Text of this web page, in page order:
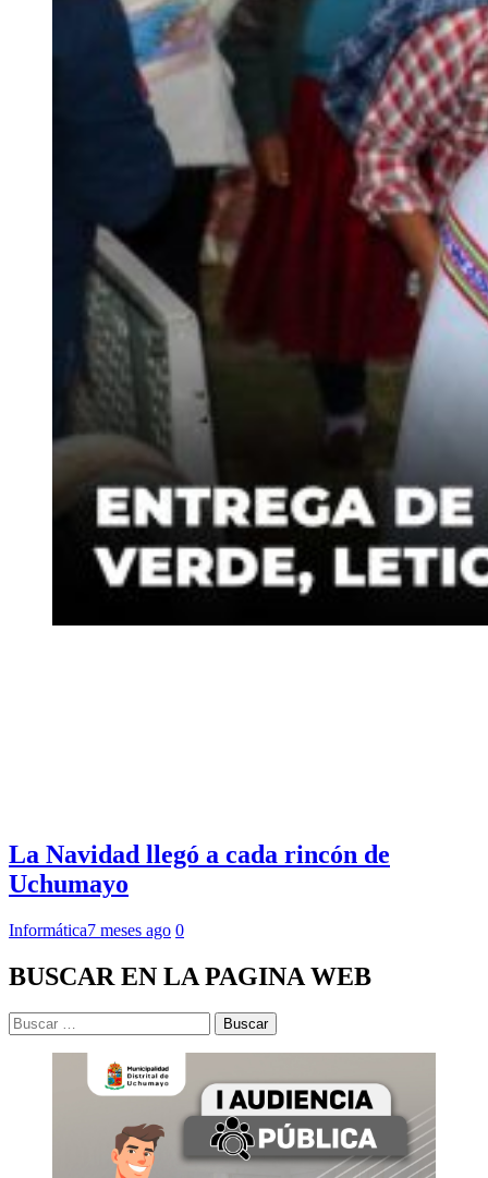
La Navidad llegó a cada rincón de
Uchumayo
Informática7 meses ago 0
BUSCAR EN LA PAGINA WEB
Buscar: